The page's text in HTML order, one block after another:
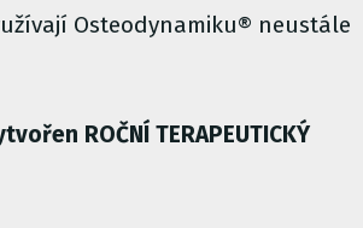
Osteodynamiku® neustále
ROČNÍ TERAPEUTICKÝ